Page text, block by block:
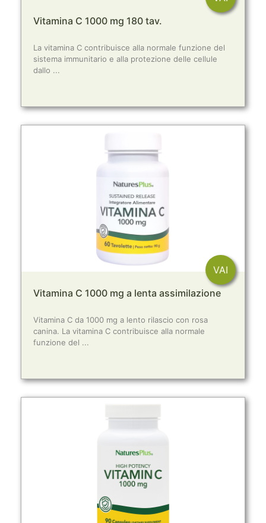
Vitamina C 1000 mg 180 tav.
La vitamina C contribuisce alla normale funzione del
sistema immunitario e alla protezione delle cellule
dallo ...
VAI
Vitamina C 1000 mg a lenta assimilazione
Vitamina C da 1000 mg a lento rilascio con rosa
canina. La vitamina C contribuisce alla normale
funzione del ...